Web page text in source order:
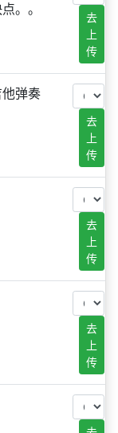
。。
去
上
传
他弹奏
去
上
传
去
上
传
去
上
传